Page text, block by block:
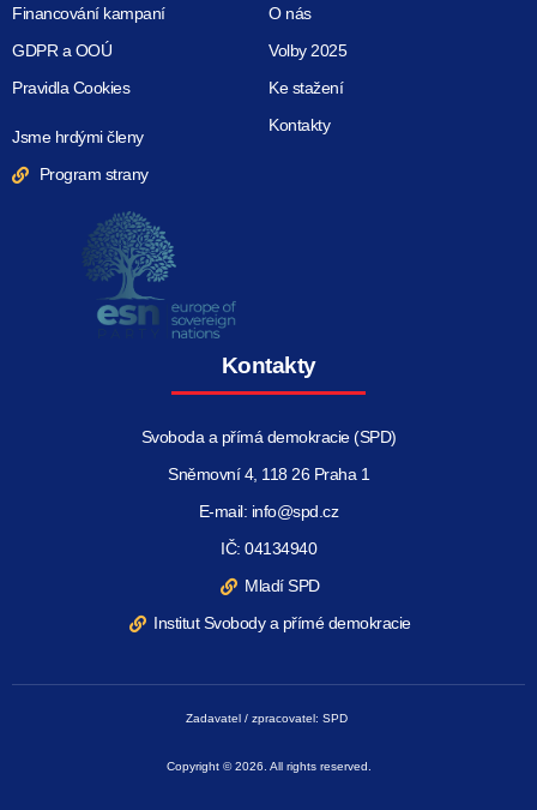
Financování kampaní
GDPR a OOÚ
Pravidla Cookies
Jsme hrdými členy
Program strany
O nás
Volby 2025
Ke stažení
Kontakty
Kontakty
Svoboda a přímá demokracie (SPD)
Sněmovní 4, 118 26 Praha 1
E-mail: info@spd.cz
IČ: 04134940
Mladí SPD
Institut Svobody a přímé demokracie
Zadavatel / zpracovatel: SPD
Copyright © 2026. All rights reserved.